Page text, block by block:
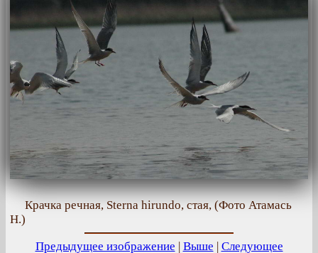
Крачка речная, Sterna hirundo, стая, (Фото Атамась
Н.)
Предыдущее изображение | Выше | Следующее